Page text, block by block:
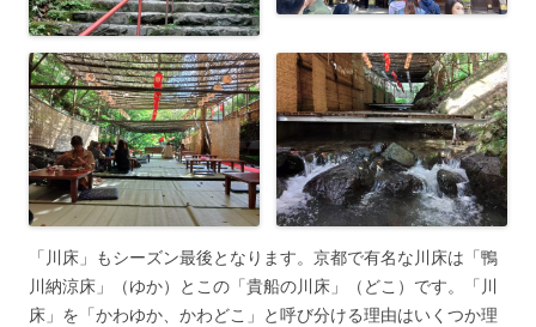
「川床」もシーズン最後となります。京都で有名な川床は「鴨
川納涼床」（ゆか）とこの「貴船の川床」（どこ）です。「川
床」を「かわゆか、かわどこ」と呼び分ける理由はいくつか理